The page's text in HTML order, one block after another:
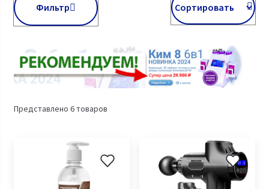
Фильтр
Представлено 6 товаров